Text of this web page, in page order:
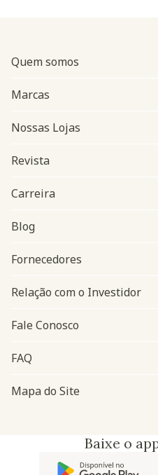
Navegação do rodapé
Quem somos
Marcas
Nossas Lojas
Revista
Carreira
Blog
Fornecedores
Relação com o Investidor
Fale Conosco
FAQ
Mapa do Site
Baixe o